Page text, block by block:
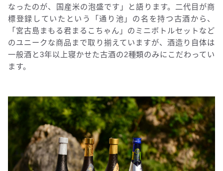
なったのが、国産米の泡盛です」と語ります。二代目が商
標登録していたという「通り池」の名を持つ古酒から、
「宮古島まもる君まるこちゃん」のミニボトルセットなど
のユニークな商品まで取り揃えていますが、酒造り自体は
一般酒と3年以上寝かせた古酒の2種類のみにこだわってい
ます。